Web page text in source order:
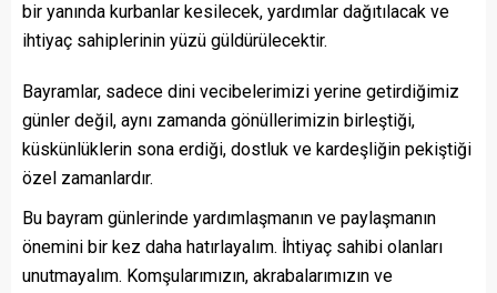
bir yanında kurbanlar kesilecek, yardımlar dağıtılacak ve
ihtiyaç sahiplerinin yüzü güldürülecektir.
Bayramlar, sadece dini vecibelerimizi yerine getirdiğimiz
günler değil, aynı zamanda gönüllerimizin birleştiği,
küskünlüklerin sona erdiği, dostluk ve kardeşliğin pekiştiği
özel zamanlardır.
Bu bayram günlerinde yardımlaşmanın ve paylaşmanın
önemini bir kez daha hatırlayalım. İhtiyaç sahibi olanları
unutmayalım. Komşularımızın, akrabalarımızın ve